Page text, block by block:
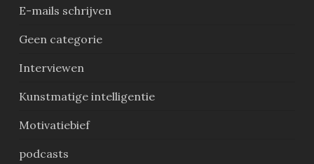
E-mails schrijven
Geen categorie
Interviewen
Kunstmatige intelligentie
Motivatiebief
podcasts